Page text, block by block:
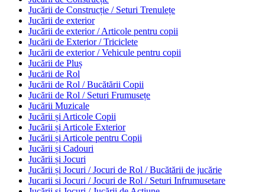
Jucării de Construcție / Seturi Trenulețe
Jucării de exterior
Jucării de exterior / Articole pentru copii
Jucării de Exterior / Triciclete
Jucării de exterior / Vehicule pentru copii
Jucării de Pluș
Jucării de Rol
Jucării de Rol / Bucătării Copii
Jucării de Rol / Seturi Frumusețe
Jucării Muzicale
Jucării și Articole Copii
Jucării și Articole Exterior
Jucării și Articole pentru Copii
Jucării și Cadouri
Jucării și Jocuri
Jucării și Jocuri / Jocuri de Rol / Bucătării de jucărie
Jucarii si Jocuri / Jocuri de Rol / Seturi Infrumusetare